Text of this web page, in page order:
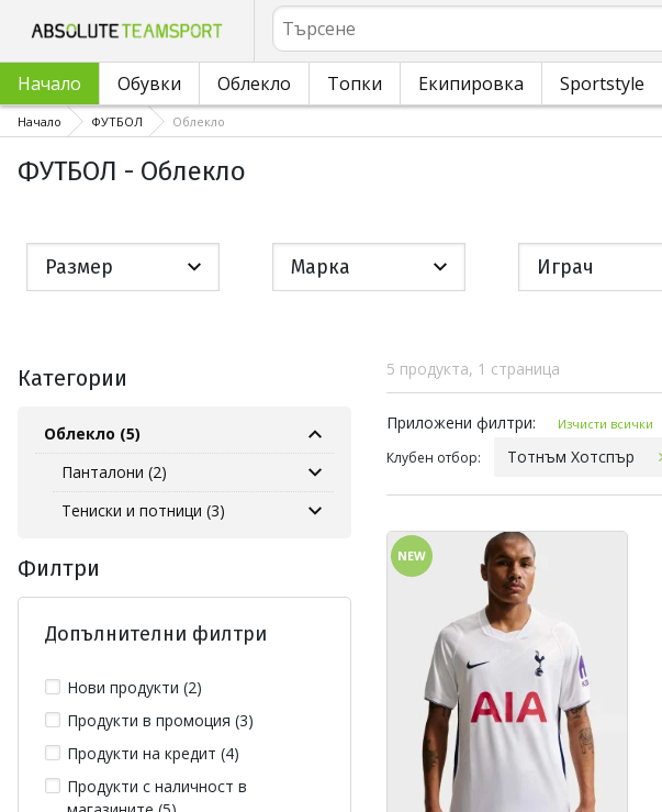
Търсене
Начало Обувки Облекло Топки Екипировка Sportstyle
Начало ФУТБОЛ Облекло
ФУТБОЛ - Облекло
Размер Марка Играч
Категории
Облекло (5)
Панталони (2)
Тениски и потници (3)
Филтри
Допълнителни филтри
Нови продукти (2)
Продукти в промоция (3)
Продукти на кредит (4)
Продукти с наличност в
5 продукта, 1 страница
Приложени филтри
Приложени филтри: Изчисти всички
Клубен отбор: Тотнъм Хотспър
NEW